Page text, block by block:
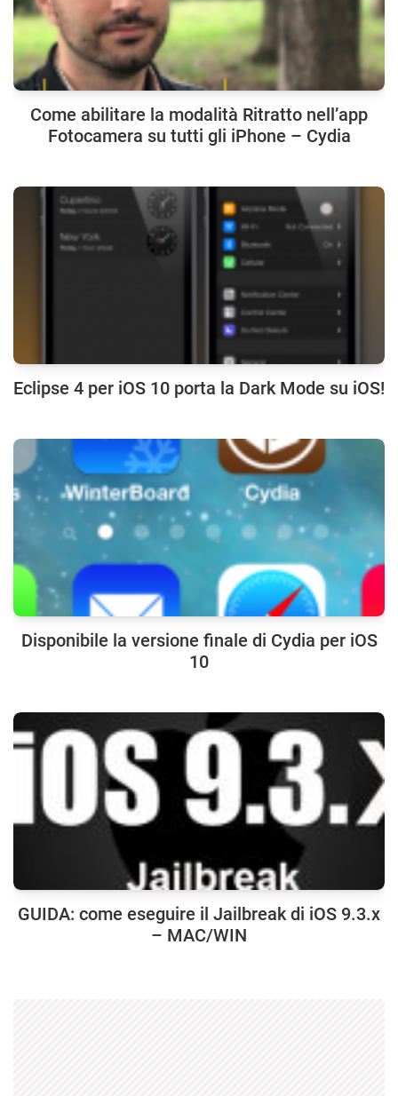
Come abilitare la modalità Ritratto nell’app
Fotocamera su tutti gli iPhone – Cydia
Eclipse 4 per iOS 10 porta la Dark Mode su iOS!
Disponibile la versione finale di Cydia per iOS
10
GUIDA: come eseguire il Jailbreak di iOS 9.3.x
– MAC/WIN